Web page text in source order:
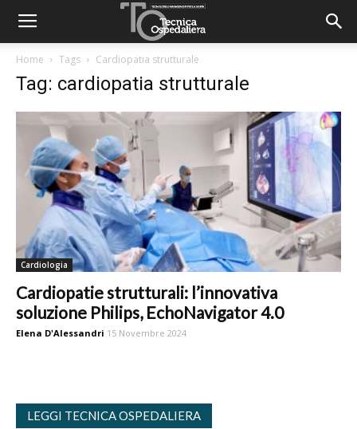
Home Tags Cardiopatia strutturale
Tag: cardiopatia strutturale
Cardiologia
Cardiopatie strutturali: l’innovativa
soluzione Philips, EchoNavigator 4.0
Elena D'Alessandri 15 Novembre 2024
LEGGI TECNICA OSPEDALIERA